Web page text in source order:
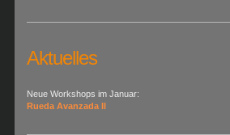
Aktuelles
Neue Workshops im Januar:
Rueda Avanzada II